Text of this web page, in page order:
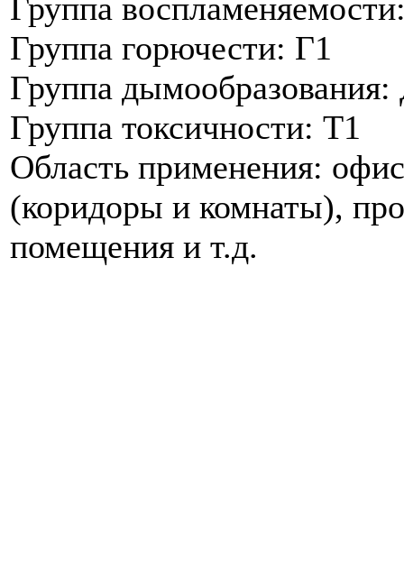
Группа
Группа горючести: Г1
Группа
Группа токсичности: Т1
Область применения:
(коридоры и комнаты),
помещения и т.д.